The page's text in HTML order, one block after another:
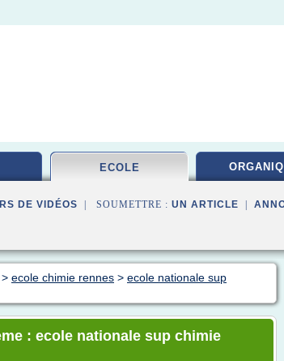
ECOLE
DE VIDÉOS | SOUMETTRE : UN ARTICLE
> ecole chimie rennes > ecole nationale sup
: ecole nationale sup chimie